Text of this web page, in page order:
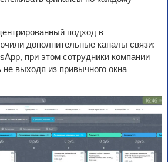
подход в
дополнительные каналы связи:
при этом сотрудники компании
выходя из привычного окна